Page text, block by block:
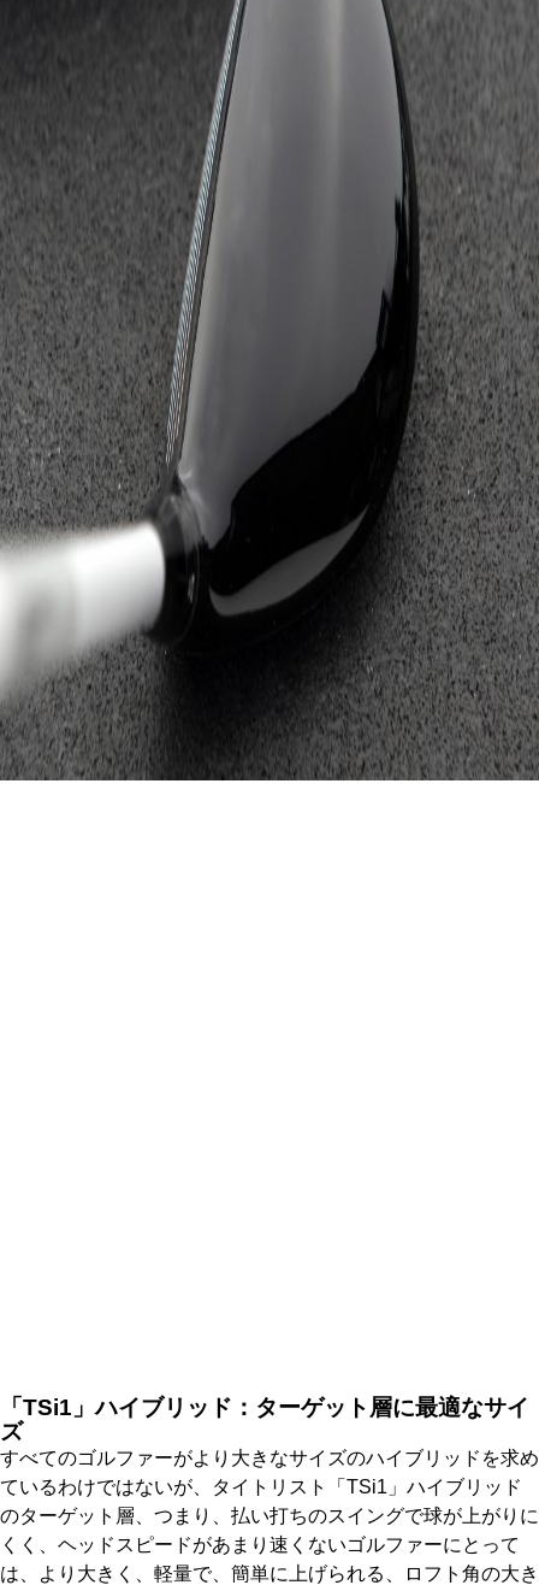
「TSi1」ハイブリッド：ターゲット層に最適なサイ
ズ
すべてのゴルファーがより大きなサイズのハイブリッドを求め
ているわけではないが、タイトリスト「TSi1」ハイブリッド
のターゲット層、つまり、払い打ちのスイングで球が上がりに
くく、ヘッドスピードがあまり速くないゴルファーにとって
は、より大きく、軽量で、簡単に上げられる、ロフト角の大き